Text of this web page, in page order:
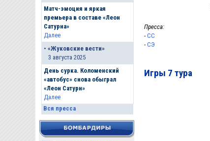
Матч-эмоция и яркая
премьера в составе «Леон
Сатурна»
Далее
• «Жуковские вести»
3 августа 2025
День сурка. Коломенский
«автобус» снова обыграл
«Леон Сатурн»
Далее
Вся пресса
Пресса:
- CC
- СЭ
Игры 7 тура